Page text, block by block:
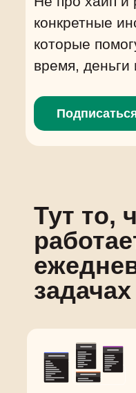
конкретные
которые
время, деньги
Тут то,
задачах